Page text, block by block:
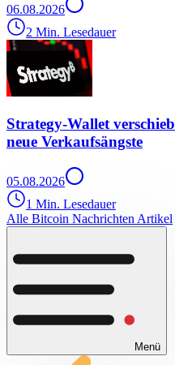
06.08.2026
2 Min. Lesedauer
Strategy-Wallet
neue Verkaufsängste
05.08.2026
1 Min. Lesedauer
Alle Bitcoin Nachrichten Artikel
Menü